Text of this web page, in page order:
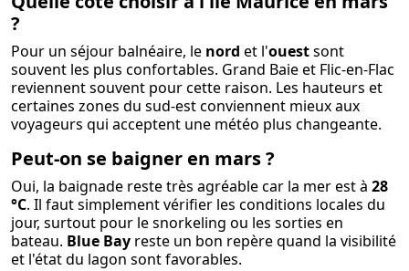
?
Pour un séjour balnéaire, le nord et l'ouestsont
souvent les plus confortables. Grand Baie et Flic-en-Flac
reviennent souvent pour cette raison. Les hauteurs et
certaines zones du sud-est conviennent mieux aux
voyageurs qui acceptent une météo plus changeante.
Peut-on se baigner en mars ?
Oui, la baignade reste très agréable car la mer est à 28
°C. Il faut simplement vérifier les conditions locales du
jour, surtout pour le snorkeling ou les sorties en
bateau. Blue Bay reste un bon repère quand la visibilité
et l'état du lagon sont favorables.